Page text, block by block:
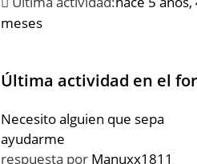
meses
Última actividad en el
Necesito alguien que sepa
ayudarme
respuesta por Manuxx1811